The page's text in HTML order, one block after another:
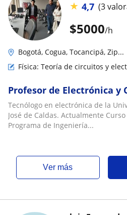
$5000/h
★ 4,7 (3
Bogotá, Cogua, Tocancipá, Zip...
Física: Teoría de circuitos y
Profesor de Electrónica y
Tecnólogo en electrónica de la
José de Caldas. Actualmente
Programa de Ingeniería...
ver más